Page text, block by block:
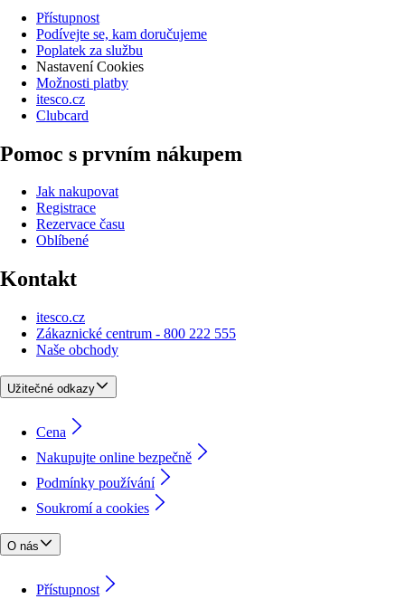
Přístupnost
Podívejte se, kam doručujeme
Poplatek za službu
Nastavení Cookies
Možnosti platby
itesco.cz
Clubcard
Pomoc s prvním nákupem
Jak nakupovat
Registrace
Rezervace času
Oblíbené
Kontakt
itesco.cz
Zákaznické centrum - 800 222 555
Naše obchody
Užitečné odkazy
Cena
Nakupujte online bezpečně
Podmínky používání
Soukromí a cookies
O nás
Přístupnost